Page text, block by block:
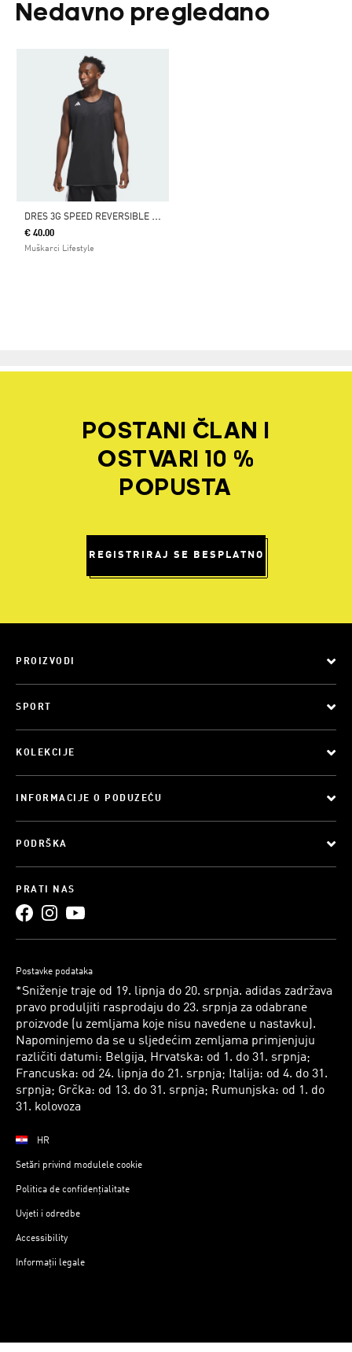
Nedavno pregledano
D
RES 3G SPEED REVERSIBLE BASKETBALL AEROREADY
€ 40.00
Muškarci Lifestyle
POSTANI ČLAN I
OSTVARI 10 %
POPUSTA
REGISTRIRAJ SE BESPLATNO
PROIZVODI
SPORT
KOLEKCIJE
INFORMACIJE O PODUZEĆU
PODRŠKA
PRATI NAS
Postavke podataka
*Sniženje traje od 19. lipnja do 20. srpnja. adidas zadržava
pravo produljiti rasprodaju do 23. srpnja za odabrane
proizvode (u zemljama koje nisu navedene u nastavku).
Napominjemo da se u sljedećim zemljama primjenjuju
različiti datumi: Belgija, Hrvatska: od 1. do 31. srpnja;
Francuska: od 24. lipnja do 21. srpnja; Italija: od 4. do 31.
srpnja; Grčka: od 13. do 31. srpnja; Rumunjska: od 1. do
31. kolovoza
HR
Setări privind modulele cookie
Politica de confidențialitate
Uvjeti i odredbe
Accessibility
Informații legale